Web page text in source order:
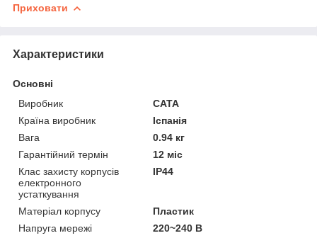
Приховати
Характеристики
Основні
Виробник
CATA
Країна виробник
Іспанія
Вага
0.94 кг
Гарантійний термін
12 міс
Клас захисту корпусів
електронного
устаткування
IP44
Матеріал корпусу
Пластик
Напруга мережі
220~240 В